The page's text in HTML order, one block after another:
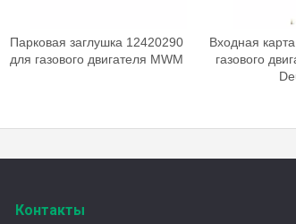
Парковая заглушка 12420290
для газового двигателя MWM
Входная карта
газового
Контакты